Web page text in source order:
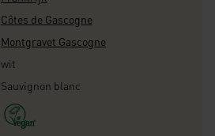
Côtes de Gascogne
Montgravet Gascogne
wit
Sauvignon blanc